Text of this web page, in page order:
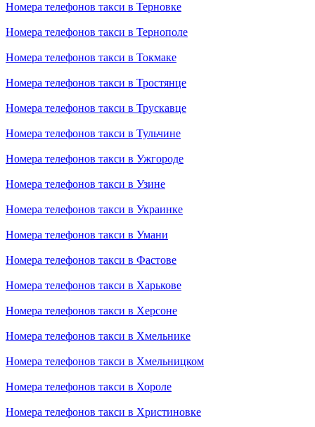
Номера телефонов такси в Терновке
Номера телефонов такси в Тернополе
Номера телефонов такси в Токмаке
Номера телефонов такси в Тростянце
Номера телефонов такси в Трускавце
Номера телефонов такси в Тульчине
Номера телефонов такси в Ужгороде
Номера телефонов такси в Узине
Номера телефонов такси в Украинке
Номера телефонов такси в Умани
Номера телефонов такси в Фастове
Номера телефонов такси в Харькове
Номера телефонов такси в Херсоне
Номера телефонов такси в Хмельнике
Номера телефонов такси в Хмельницком
Номера телефонов такси в Хороле
Номера телефонов такси в Христиновке